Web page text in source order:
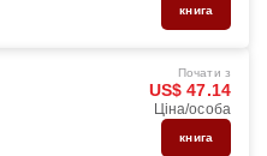
книга
Почати з
US$ 47.14
Ціна/особа
книга